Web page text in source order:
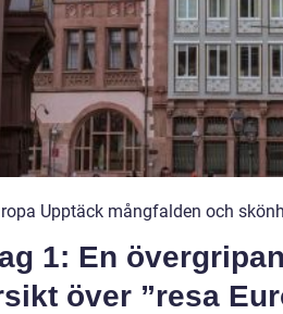
Upptäck mångfalden och
1: En
över ”resa